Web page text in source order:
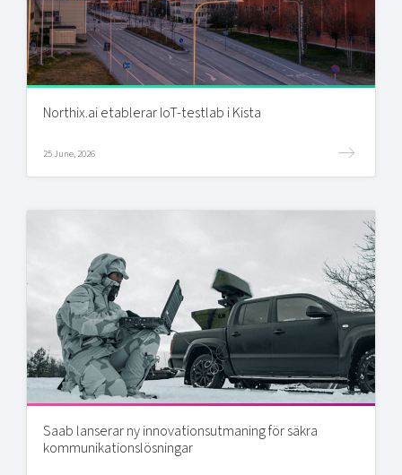
Northix.ai etablerar IoT-testlab i Kista
25 June, 2026
Saab lanserar ny innovationsutmaning för säkra
kommunikationslösningar